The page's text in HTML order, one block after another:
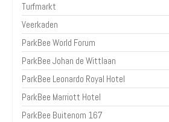
Turfmarkt
Veerkaden
ParkBee World Forum
ParkBee Johan de Wittlaan
ParkBee Leonardo Royal Hotel
ParkBee Marriott Hotel
ParkBee Buitenom 167